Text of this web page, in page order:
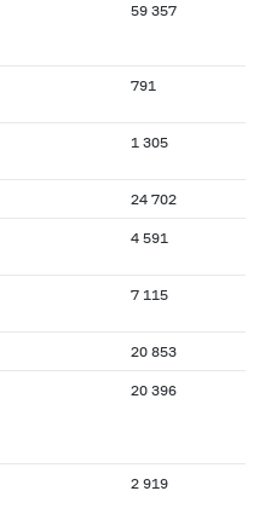
59 357
791
1 305
24 702
4 591
7 115
20 853
20 396
2 919